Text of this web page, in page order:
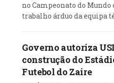
no Campeonato do
trabalho árduo da equipa
Governo autoriza
construção do
Futebol do Zaire